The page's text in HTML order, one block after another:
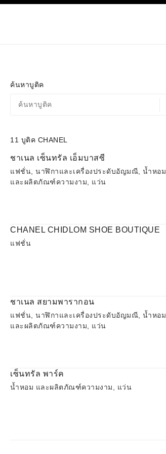
ค้นหาบูติค
11 บูติค CHANEL
ไปที่ตัวกรอง
ชาเนล เซ็นทรัล เอ็มบาสซี
แฟชั่น, นาฬิกาและเครื่องประดับอัญมณี, น้ำหอม
และผลิตภัณฑ์ความงาม, แว่น
CHANEL CHIDLOM SHOE BOUTIQUE
แฟชั่น
ชาเนล สยามพารากอน
แฟชั่น, นาฬิกาและเครื่องประดับอัญมณี, น้ำหอม
และผลิตภัณฑ์ความงาม, แว่น
เซ็นทรัล พาร์ค
น้ำหอม และผลิตภัณฑ์ความงาม, แว่น